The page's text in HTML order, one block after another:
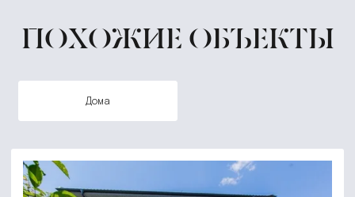
ПОХОЖИЕ ОБЪЕКТЫ
дома